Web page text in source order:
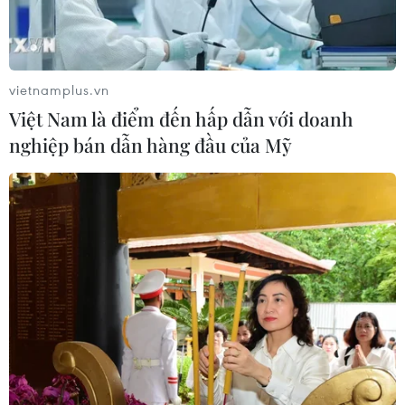
song hành cùng nhịp sống đương
đại
07/08/2026 03:40
Nghệ nhân Đặng Văn Hậu
thổi sức sống mới cho nghệ thuật tò
he truyền thống
07/08/2026 03:19
Nghị quyết số 80-NQ/TW: Hải Phòng
- bản sắc cửa biển và chiều sâu văn
hóa
07/08/2026 03:08
Việt Nam hướng tới trở
vietnamplus.vn
Việt Nam là điểm đến hấp dẫn với doanh
nghiệp bán dẫn hàng đầu của Mỹ